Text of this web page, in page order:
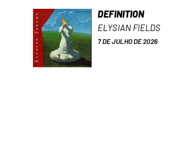
DEFINITION
ELYSIAN FIELDS
7 DE JULHO DE 2026